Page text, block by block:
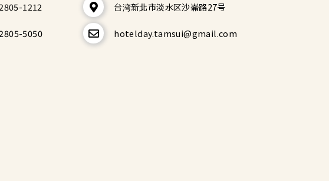
1212
5050
台湾新北市淡水区沙崙路27号
hotelday.tamsui@gmail.com